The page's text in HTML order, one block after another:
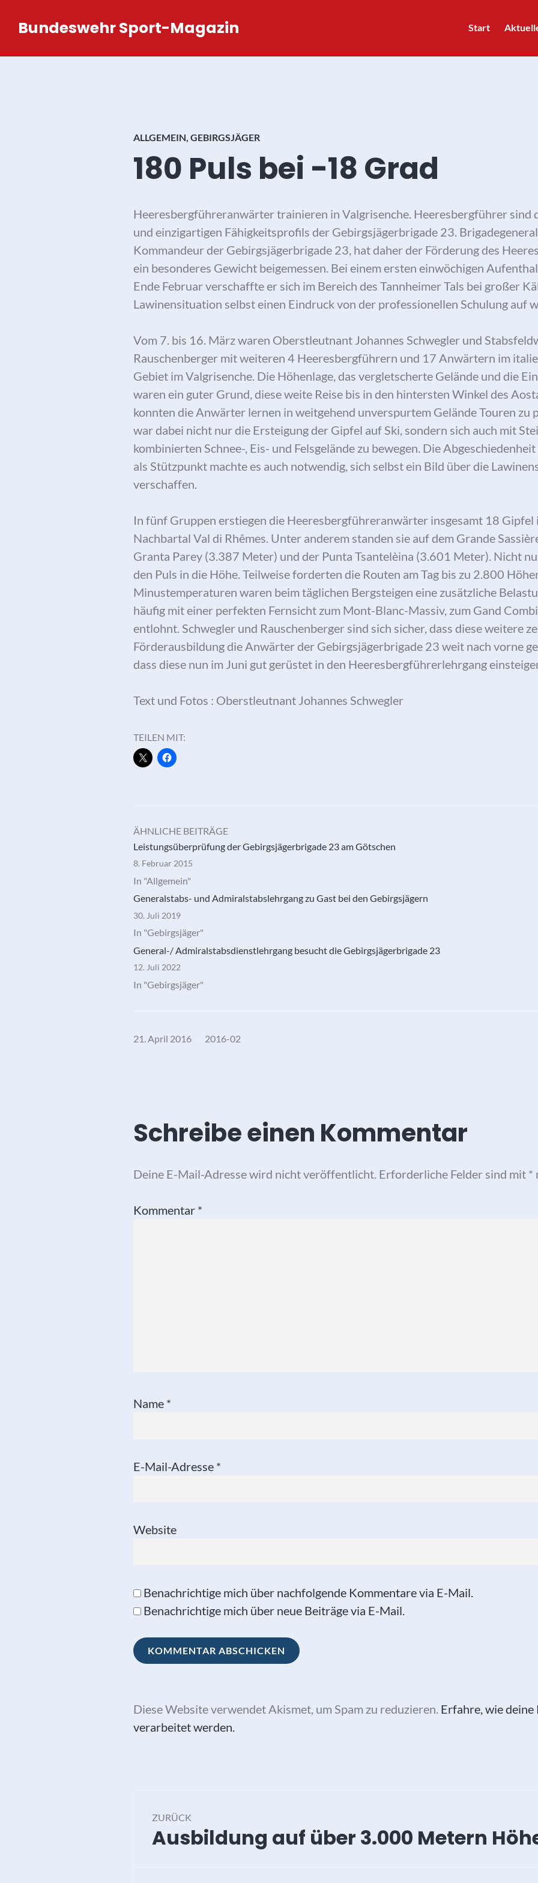
InhaltBundeswehr Sport-Magazin Start
ALLGEMEIN GEBIRGSJÄGER
180 Puls bei -18 Grad
Heeresbergführeranwärter trainieren in Valgrisenche. Heeresbergführer sind
und einzigartigen Fähigkeitsprofils der Gebirgsjägerbrigade 23.
Kommandeur der Gebirgsjägerbrigade 23, hat daher der Förderung des
ein besonderes Gewicht beigemessen. Bei einem ersten einwöchigen
Ende Februar verschaffte er sich im Bereich des Tannheimer Tals bei großer
Lawinensituation selbst einen Eindruck von der professionellen Schulung auf
Vom 7. bis 16. März waren Oberstleutnant Johannes Schwegler und
Rauschenberger mit weiteren 4 Heeresbergführern und 17 Anwärtern im
Gebiet im Valgrisenche. Die Höhenlage, das vergletscherte Gelände und die
waren ein guter Grund, diese weite Reise bis in den hintersten Winkel des
konnten die Anwärter lernen in weitgehend unverspurtem Gelände Touren zu
war dabei nicht nur die Ersteigung der Gipfel auf Ski, sondern sich auch mit
kombinierten Schnee-, Eis- und Felsgelände zu bewegen. Die
als Stützpunkt machte es auch notwendig, sich selbst ein Bild über die
verschaffen.
In fünf Gruppen erstiegen die Heeresbergführeranwärter insgesamt 18 Gipfel
Nachbartal Val di Rhêmes. Unter anderem standen sie auf dem Grande
Granta Parey (3.387 Meter) und der Punta Tsantelèina (3.601 Meter). Nicht
den Puls in die Höhe. Teilweise forderten die Routen am Tag bis zu 2.800
Minustemperaturen waren beim täglichen Bergsteigen eine zusätzliche
häufig mit einer perfekten Fernsicht zum Mont-Blanc-Massiv, zum Gand
entlohnt. Schwegler und Rauschenberger sind sich sicher, dass diese weitere
Förderausbildung die Anwärter der Gebirgsjägerbrigade 23 weit nach vorne
dass diese nun im Juni gut gerüstet in den Heeresbergführerlehrgang
Text und Fotos : Oberstleutnant Johannes Schwegler
TEILEN MIT:
ÄHNLICHE BEITRÄGE
Leistungsüberprüfung der Gebirgsjägerbrigade 23 am Götschen
8. Februar 2015
In "Allgemein"
Generalstabs- und Admiralstabslehrgang zu Gast bei den Gebirgsjägern
30. Juli 2019
In "Gebirgsjäger"
General-/ Admiralstabsdienstlehrgang besucht die Gebirgsjägerbrigade 23
12. Juli 2022
In "Gebirgsjäger"
21. April 2016 2016-02
Schreibe einen Kommentar
Deine E-Mail-Adresse wird nicht veröffentlicht. Erforderliche Felder sind mit *
Kommentar *
Name *
E-Mail-Adresse *
Website
Benachrichtige mich über nachfolgende Kommentare via E-Mail.
Benachrichtige mich über neue Beiträge via E-Mail.
Diese Website verwendet Akismet, um Spam zu reduzieren. Erfahre, wie
verarbeitet werden.
ZURÜCK
Vorheriger
Ausbildung auf über 3.000 Metern